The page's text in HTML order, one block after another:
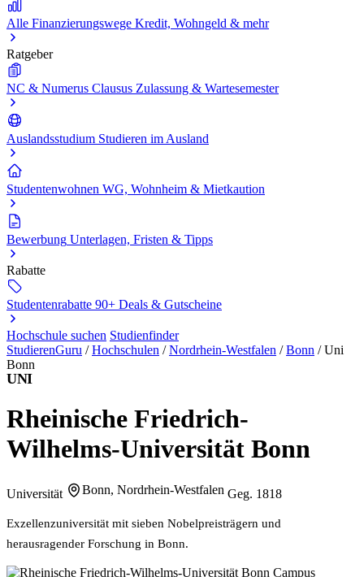
Alle Finanzierungswege Kredit, Wohngeld & mehr
Ratgeber
NC & Numerus Clausus Zulassung & Wartesemester
Auslandsstudium Studieren im Ausland
Studentenwohnen WG, Wohnheim & Mietkaution
Bewerbung Unterlagen, Fristen & Tipps
Rabatte
Studentenrabatte 90+ Deals & Gutscheine
Hochschule suchen Studienfinder
StudierenGuru / Hochschulen / Nordrhein-Westfalen / Bonn /Uni
Bonn
UNI
Rheinische Friedrich-
Wilhelms-Universität Bonn
Universität Bonn, Nordrhein-Westfalen Geg. 1818
Exzellenzuniversität mit sieben Nobelpreisträgern und
herausragender Forschung in Bonn.